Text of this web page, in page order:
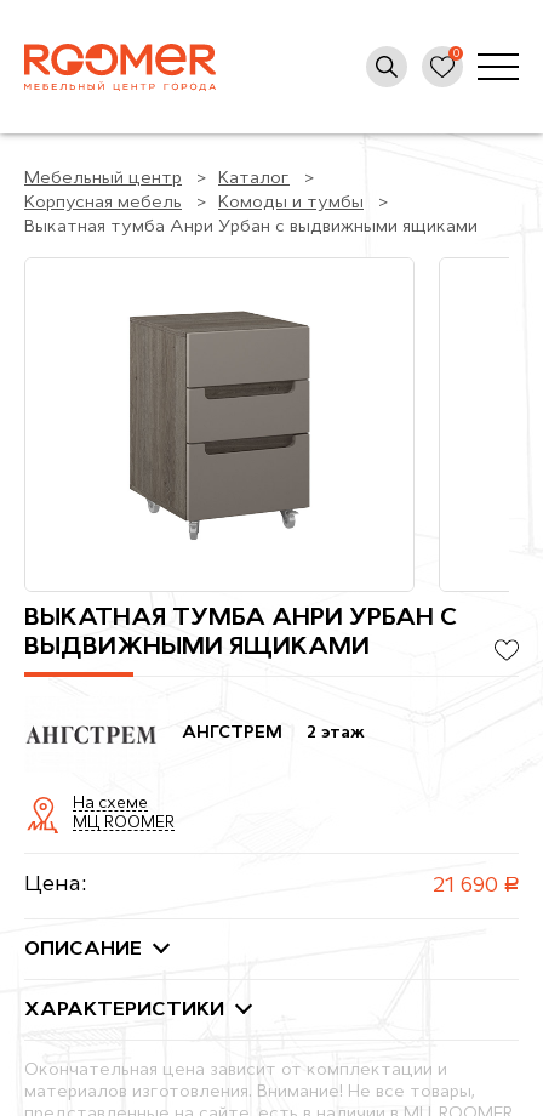
Мебельный центр
Каталог
Корпусная мебель
Комоды и тумбы
Выкатная тумба Анри Урбан с выдвижными ящиками
ВЫКАТНАЯ ТУМБА АНРИ УРБАН С
ВЫДВИЖНЫМИ ЯЩИКАМИ
АНГСТРЕМ 2 этаж
На схеме
МЦ ROOMER
Цена: 21 690 руб.
ОПИСАНИЕ
ХАРАКТЕРИСТИКИ
Окончательная цена зависит от комплектации и
материалов изготовления. Внимание! Не все товары,